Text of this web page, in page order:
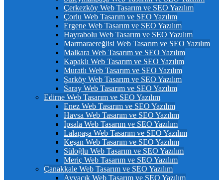
Çerkezköy Web Tasarım ve SEO Yazılım
Çorlu Web Tasarım ve SEO Yazılım
Ergene Web Tasarım ve SEO Yazılım
Hayrabolu Web Tasarım ve SEO Yazılım
Marmaraereğlisi Web Tasarım ve SEO Yazılım
Malkara Web Tasarım ve SEO Yazılım
Kapaklı Web Tasarım ve SEO Yazılım
Muratlı Web Tasarım ve SEO Yazılım
Şarköy Web Tasarım ve SEO Yazılım
Saray Web Tasarım ve SEO Yazılım
Edirne Web Tasarım ve SEO Yazılım
Enez Web Tasarım ve SEO Yazılım
Havsa Web Tasarım ve SEO Yazılım
İpsala Web Tasarım ve SEO Yazılım
Lalapaşa Web Tasarım ve SEO Yazılım
Keşan Web Tasarım ve SEO Yazılım
Süloğlu Web Tasarım ve SEO Yazılım
Meriç Web Tasarım ve SEO Yazılım
Çanakkale Web Tasarım ve SEO Yazılım
Ayvacık Web Tasarım ve SEO Yazılım